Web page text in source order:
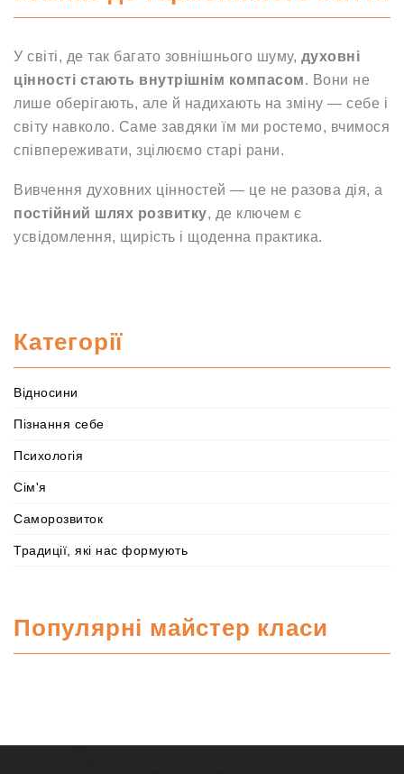
У світі, де так багато зовнішнього шуму, духовні
цінності стають внутрішнім компасом. Вони не
лише оберігають, але й надихають на зміну — себе і
світу навколо. Саме завдяки їм ми ростемо, вчимося
співпереживати, зцілюємо старі рани.
Вивчення духовних цінностей — це не разова дія, а
постійний шлях розвитку, де ключем є
усвідомлення, щирість і щоденна практика.
Категорії
Відносини
Пізнання себе
Психологія
Сім'я
Саморозвиток
Традиції, які нас формують
Популярні майстер класи